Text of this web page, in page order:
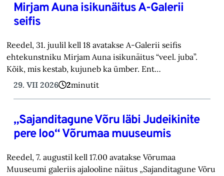
Mirjam Auna isikunäitus A-Galerii
seifis
Reedel, 31. juulil kell 18 avatakse A-Galerii seifis
ehtekunstniku Mirjam Auna isikunäitus “veel. juba”.
Kõik, mis kestab, kujuneb ka ümber. Ent…
29. VII 2026
2minutit
„Sajanditagune Võru läbi Judeikinite
pere loo“ Võrumaa muuseumis
Reedel, 7. augustil kell 17.00 avatakse Võrumaa
Muuseumi galeriis ajalooline näitus „Sajanditagune Võru